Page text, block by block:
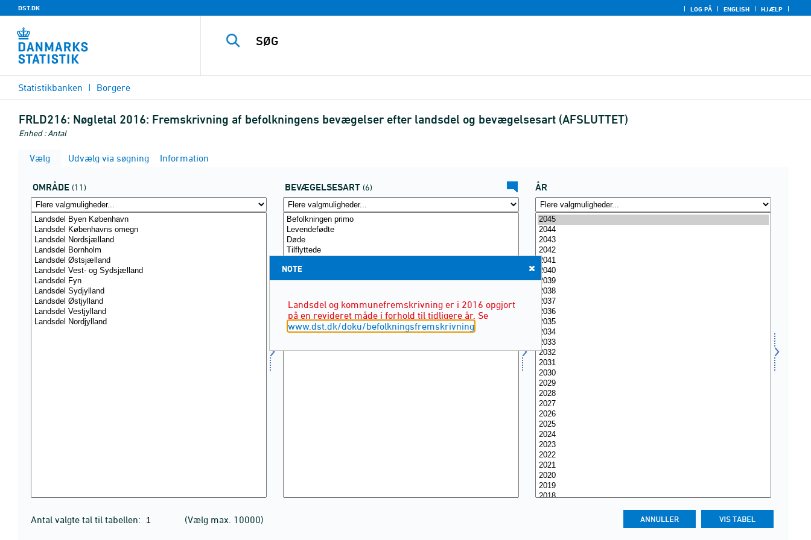
DST.DK LOG PÅ ENGLISH HJÆLP
Statistikbanken Borgere
FRLD216: Nøgletal 2016: Fremskrivning af befolkningens bevægelser efter landsdel og bevægelsesart (AFSLUTTET)
Enhed : Antal
Vælg Udvælg via søgning Information
OMRÅDE (11) BEVÆGELSESART (6) ÅR
Antal valgte tal til tabellen: (Vælg max. 10000)
NOTE
Landsdel og kommunefremskrivning er i 2016 opgjort
på en revideret måde i forhold til tidligere år. Se
www.dst.dk/doku/befolkningsfremskrivning